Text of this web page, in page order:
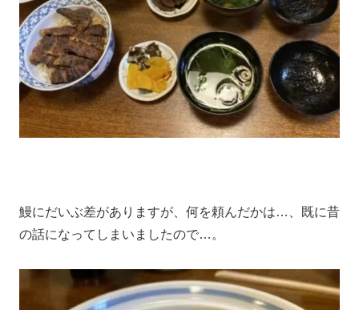
鰻にだいぶ差がありますが、何を頼んだかは…、既に昔
の話になってしまいましたので…。